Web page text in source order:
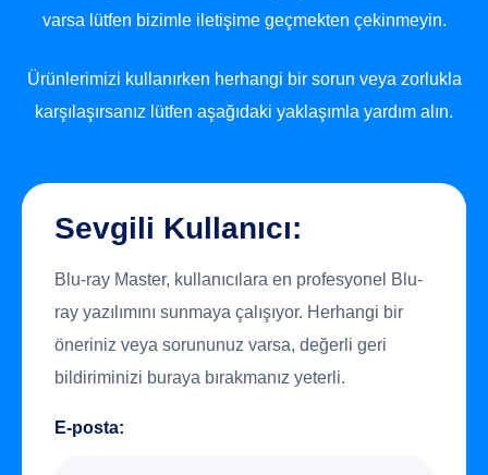
varsa lütfen bizimle iletişime geçmekten çekinmeyin.
Ürünlerimizi kullanırken herhangi bir sorun veya zorlukla
karşılaşırsanız lütfen aşağıdaki yaklaşımla yardım alın.
Sevgili Kullanıcı:
Blu-ray Master, kullanıcılara en profesyonel Blu-
ray yazılımını sunmaya çalışıyor. Herhangi bir
öneriniz veya sorununuz varsa, değerli geri
bildiriminizi buraya bırakmanız yeterli.
E-posta: